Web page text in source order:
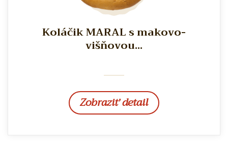
Koláčik MARAL s makovo-
višňovou...
Zobraziť detail